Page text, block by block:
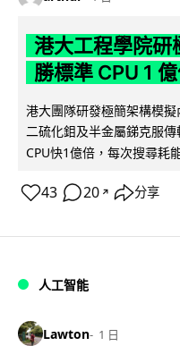
港大工程學院研
勝標準 CPU 1
港大團隊研發極簡架構模
二硫化鉬及半金屬銻克服
CPU快1億倍，每次搜尋耗
43 20 ↗ 分享
人工智能
Lawton 1 日